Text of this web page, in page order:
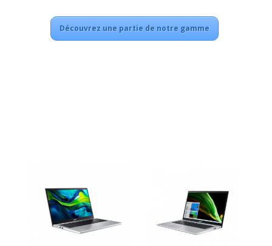
Découvrez une partie de notre gamme